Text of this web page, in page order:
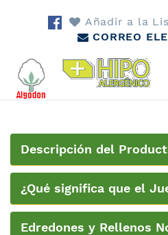
Añadir a la
CORREO
Descripción del
¿Qué significa que el
Edredones y Rellenos